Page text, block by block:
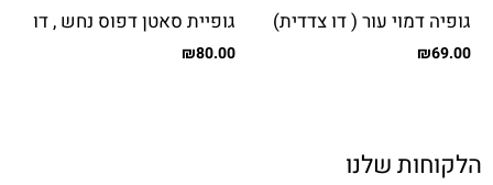
גופיה דמוי עור ( דו צדדית)
₪69.00
גופיית סאטן דפוס נחש , דו
צדדי ₪80.00
הלקוחות שלנו